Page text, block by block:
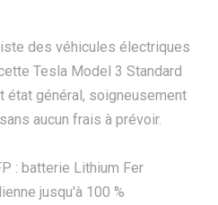
des véhicules électriques
Tesla Model 3 Standard
état général, soigneusement
aucun frais à prévoir.
: batterie Lithium Fer
jusqu'à 100 %